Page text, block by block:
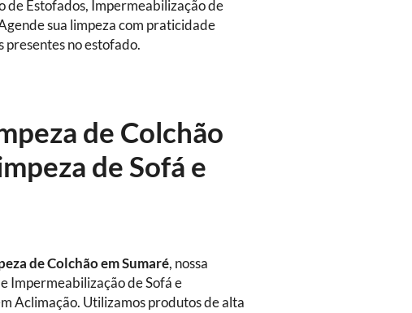
de Estofados, Impermeabilização de
sua limpeza com praticidade
presentes no estofado.
de Colchão
de Sofá e
de Colchão em Sumaré, nossa
Impermeabilização de Sofá e
Aclimação. Utilizamos produtos de alta